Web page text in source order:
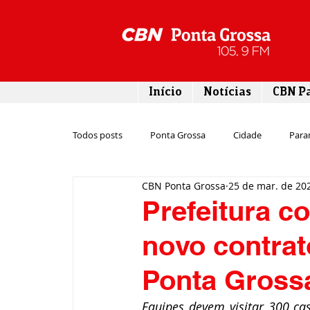
Início Notícias CBN
Todos posts Ponta Grossa Cidade
Emprego Campos Gerais
Rodovias Agronegócio
Gastronomia Tecnologia Polícia
Prefeitura
novo
Ponta
CBN Ponta Grossa 25 de mar. de
Equipes devem visitar 300